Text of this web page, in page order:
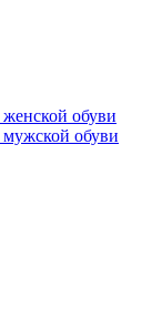
обуви
обуви